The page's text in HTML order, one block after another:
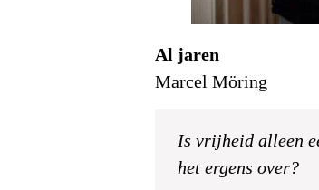
Al jaren
Marcel Möring
Is vrijheid alleen
het ergens over?